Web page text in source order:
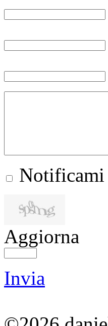
Notificami
Aggiorna
Invia